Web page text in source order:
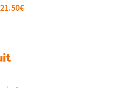
21.50€